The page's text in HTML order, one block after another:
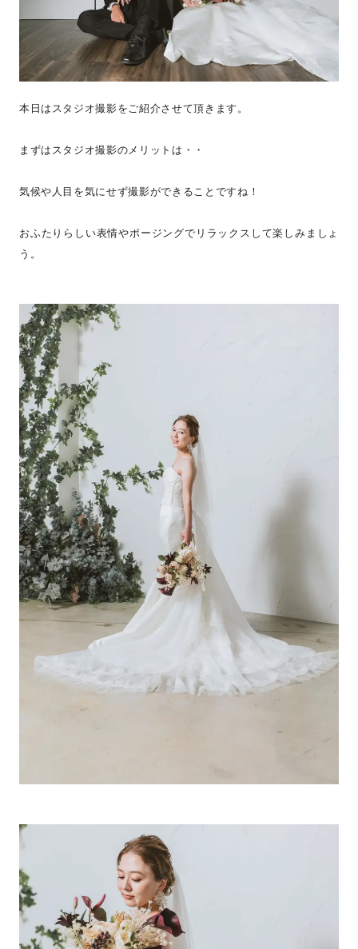
本日はスタジオ撮影をご紹介させて頂きます。
まずはスタジオ撮影のメリットは・・
気候や人目を気にせず撮影ができることですね！
おふたりらしい表情やポージングでリラックスして楽しみましょ
う。